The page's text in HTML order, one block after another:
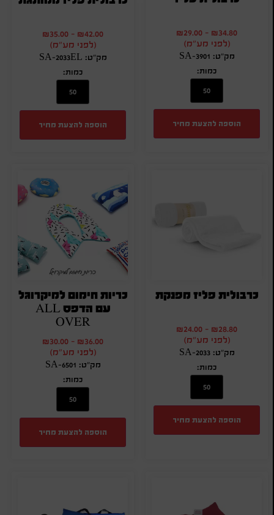
₪34.80
-
₪29.00
(לפני מע"מ)
מק"ט: SA-3901
כמות:
הוספה להצעת מחיר
₪42.00
-
₪35.00
(לפני מע"מ)
מק"ט: SA-2033EL
כמות:
הוספה להצעת מחיר
כרבולית פליז מפנקת
₪28.80
-
₪24.00
(לפני מע"מ)
מק"ט: SA-2033
כמות:
הוספה להצעת מחיר
כריות חימום למיקרוגל
עם הדפס ALL
OVER
₪36.00
-
₪30.00
(לפני מע"מ)
מק"ט: SA-6501
כמות:
הוספה להצעת מחיר